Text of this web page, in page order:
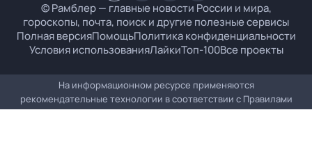
© Рамблер — главные новости России и мира,
гороскопы, почта, поиск и другие полезные сервисы
Полная версияПомощьПолитика конфиденциальности
Условия использованияЛайкиТоп-100Все проекты
На информационном ресурсе применяются
рекомендательные технологии в соответствии с Правилами